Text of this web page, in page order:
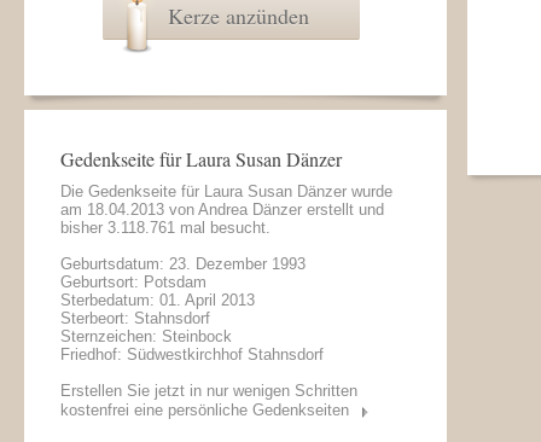
Kerze anzünden
Gedenkseite für Laura Susan Dänzer
Die Gedenkseite für Laura Susan Dänzer wurde
am 18.04.2013 von Andrea Dänzer erstellt und
bisher 3.118.761 mal besucht.
Geburtsdatum: 23. Dezember 1993
Geburtsort: Potsdam
Sterbedatum: 01. April 2013
Sterbeort: Stahnsdorf
Sternzeichen: Steinbock
Friedhof: Südwestkirchhof Stahnsdorf
Erstellen Sie jetzt in nur wenigen Schritten
kostenfrei eine persönliche Gedenkseiten